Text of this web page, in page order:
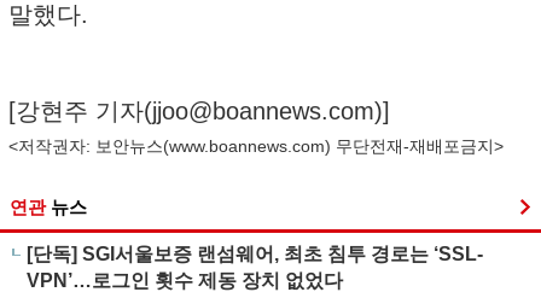
말했다.
[강현주 기자(jjoo@boannews.com)]
<저작권자: 보안뉴스(www.boannews.com) 무단전재-재배포금지>
연관 뉴스
[단독] SGI서울보증 랜섬웨어, 최초 침투 경로는 ‘SSL-
VPN’…로그인 횟수 제동 장치 없었다